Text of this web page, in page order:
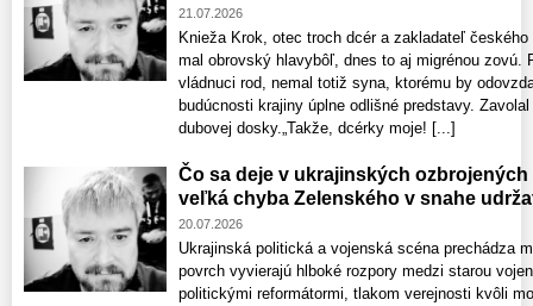
21.07.2026
Knieža Krok, otec troch dcér a zakladateľ
mal obrovský hlavybôľ, dnes to aj migrénou zovú.
vládnuci rod, nemal totiž syna, ktorému by
budúcnosti krajiny úplne odlišné predstavy.
dubovej dosky.„Takže, dcérky moje! [...]
Čo sa deje v ukrajinských
veľká chyba Zelenského v snahe
20.07.2026
Ukrajinská politická a vojenská scéna prechádza
povrch vyvierajú hlboké rozpory medzi starou
politickými reformátormi, tlakom verejnosti kvôli